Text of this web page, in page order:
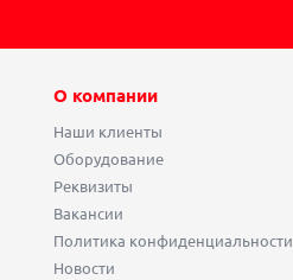
О компании
Наши клиенты
Оборудование
Реквизиты
Вакансии
Политика конфиденциальности
Новости